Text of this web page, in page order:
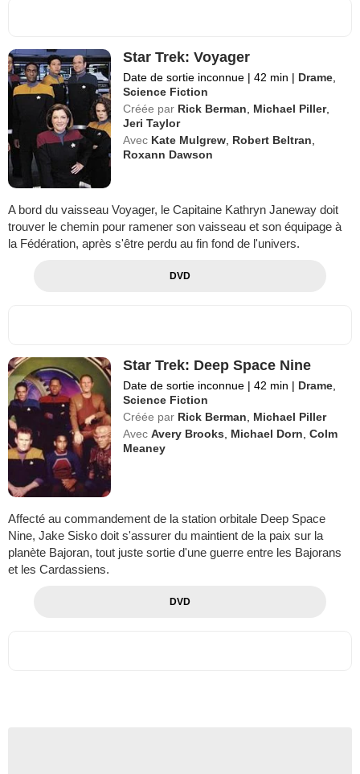
Star Trek: Voyager
Date de sortie inconnue | 42 min | Drame
Science Fiction
Créée par Rick Berman Michael Piller,
Jeri Taylor
Avec Kate Mulgrew Robert Beltran
Roxann Dawson
A bord du vaisseau Voyager, le Capitaine Kathryn Janeway doit
trouver le chemin pour ramener son vaisseau et son équipage à
la Fédération, après s'être perdu au fin fond de l'univers.
DVD
Star Trek: Deep Space Nine
Date de sortie inconnue | 42 min | Drame,
Science Fiction
Créée par Rick Berman, Michael Piller
Avec Avery Brooks, Michael Dorn,Colm
Meaney
Affecté au commandement de la station orbitale Deep Space
Nine, Jake Sisko doit s'assurer du maintient de la paix sur la
planète Bajoran, tout juste sortie d'une guerre entre les Bajorans
et les Cardassiens.
DVD